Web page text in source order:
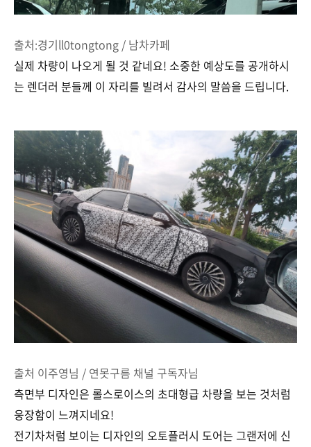
출처:경기ll0tongtong / 남차카페
실제 차량이 나오게 될 것 같네요! 소중한 예상도를 공개하시
는 렌더러 분들께 이 자리를 빌려서 감사의 말씀을 드립니다.
출처 이주영님 / 연못구름 채널 구독자님
측면부 디자인은 롤스로이스의 초대형급 차량을 보는 것처럼
웅장함이 느껴지네요!
전기차처럼 보이는 디자인의 오토플러시 도어는 그랜저에 신